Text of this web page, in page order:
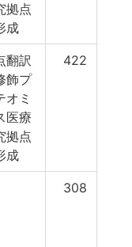
拠点
成
翻訳
飾プ
オミ
医療
拠点
成
422
308